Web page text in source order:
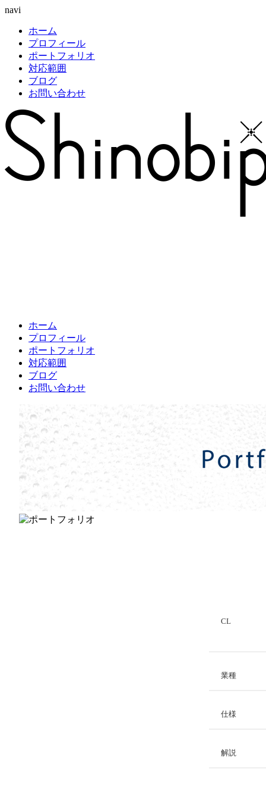
navi
ホーム
プロフィール
ポートフォリオ
対応範囲
ブログ
お問い合わせ
ホーム
プロフィール
ポートフォリオ
対応範囲
ブログ
お問い合わせ
CL
業種
仕様
解説